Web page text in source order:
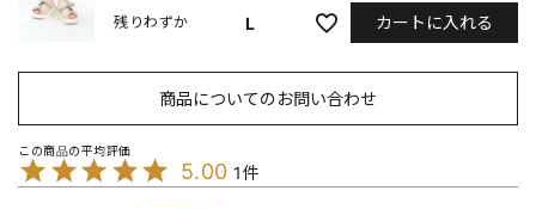
L
残りわずか カートに入れる
商品についてのお問い合わせ
5.00 1